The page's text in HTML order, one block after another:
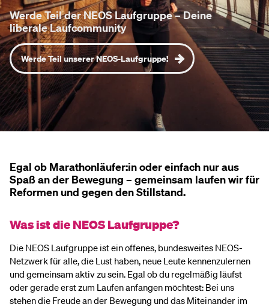
Werde Teil der NEOS Laufgruppe – Deine
liberale Laufcommunity
Werde Teil unserer NEOS-Laufgruppe!
Egal ob Marathonläufer:in oder einfach nur aus
Spaß an der Bewegung – gemeinsam laufen wir für
Reformen und gegen den Stillstand.
Was ist die NEOS Laufgruppe?
Die NEOS Laufgruppe ist ein offenes, bundesweites NEOS-
Netzwerk für alle, die Lust haben, neue Leute kennenzulernen
und gemeinsam aktiv zu sein. Egal ob du regelmäßig läufst
oder gerade erst zum Laufen anfangen möchtest: Bei uns
stehen die Freude an der Bewegung und das Miteinander im